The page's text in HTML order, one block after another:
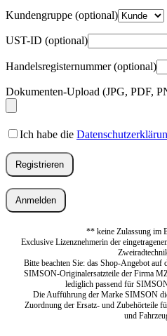
Kundengruppe (optional)
UST-ID (optional)
Handelsregisternummer(optional)
Dokumenten-Upload (JPG, PDF,
Ich habe die
Registrieren
Anmelden
** keine Zulassung im
Exclusive Lizenznehmerin der
Bitte beachten Sie: das Shop-Angebot auf
SIMSON-Originalersatzteile der Firma
lediglich passend für
Die Aufführung der Marke SIMSON
Zuordnung der Ersatz- und Zubehörteile
und